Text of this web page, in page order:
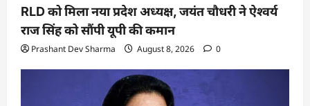
RLD को मिला नया प्रदेश अध्यक्ष, जयंत चौधरी ने ऐश्वर्य
राज सिंह को सौंपी यूपी की कमान
Prashant Dev Sharma August 8, 2026 0